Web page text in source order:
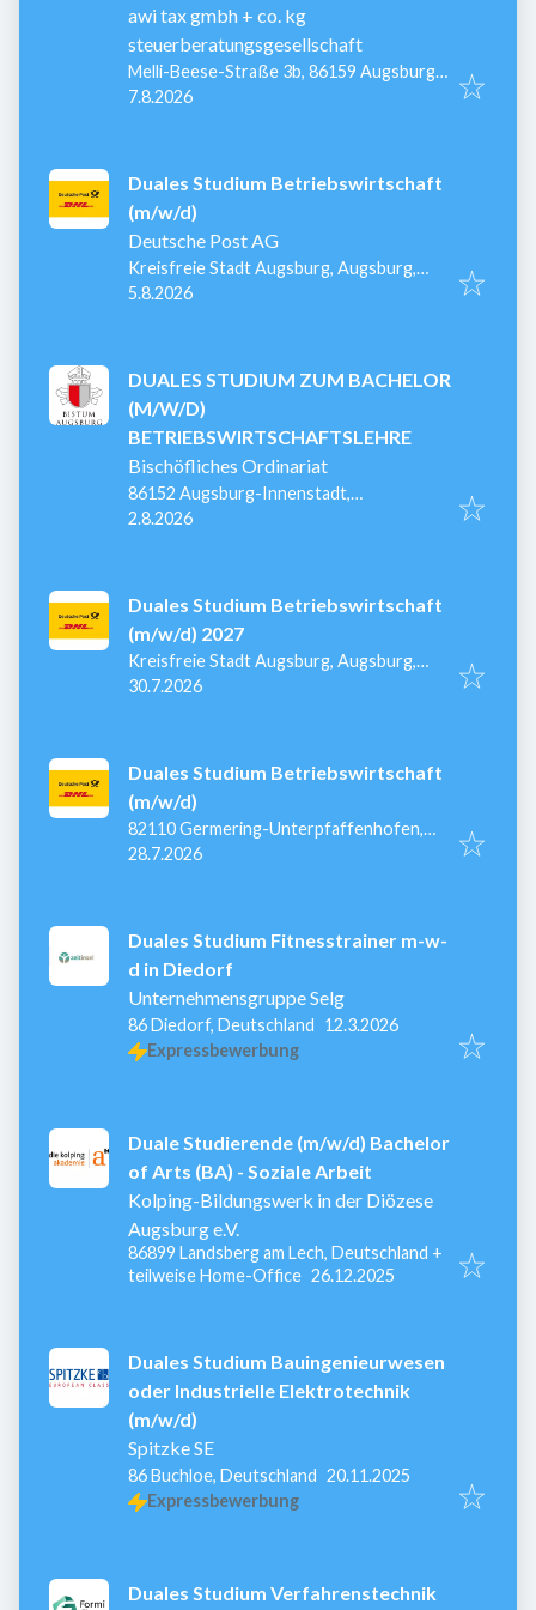
awi tax gmbh + co. kg
steuerberatungsgesellschaft
Melli-Beese-Straße 3b, 86159 Augsburg,
Deutschland
Veröffentlicht
7.8.2026
Duales Studium Betriebswirtschaft
(m/w/d)
Deutsche Post AG
Kreisfreie Stadt Augsburg, Augsburg,
Deutschland
Veröffentlicht
5.8.2026
DUALES STUDIUM ZUM BACHELOR
(M/W/D)
BETRIEBSWIRTSCHAFTSLEHRE
Bischöfliches Ordinariat
86152 Augsburg-Innenstadt,
Deutschland
Veröffentlicht
2.8.2026
Duales Studium Betriebswirtschaft
(m/w/d) 2027
Kreisfreie Stadt Augsburg, Augsburg,
Deutschland
Veröffentlicht
30.7.2026
Duales Studium Betriebswirtschaft
(m/w/d)
82110 Germering-Unterpfaffenhofen,
Deutschland
Veröffentlicht
28.7.2026
Duales Studium Fitnesstrainer m-w-
d in Diedorf
Unternehmensgruppe Selg
86 Diedorf, Deutschland Veröffentlicht
12.3.2026
Expressbewerbung
Duale Studierende (m/w/d) Bachelor
of Arts (BA) - Soziale Arbeit
Kolping-Bildungswerk in der Diözese
Augsburg e.V.
86899 Landsberg am Lech, Deutschland +
teilweise Home-Office Veröffentlicht
26.12.2025
Duales Studium Bauingenieurwesen
oder Industrielle Elektrotechnik
(m/w/d)
Spitzke SE
86 Buchloe, Deutschland Veröffentlicht
20.11.2025
Expressbewerbung
Duales Studium Verfahrenstechnik